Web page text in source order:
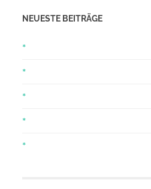
NEUESTE BEITRÄGE
*
*
*
*
*